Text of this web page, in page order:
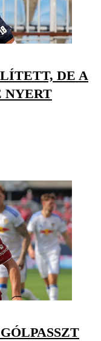
DE A
NYERT